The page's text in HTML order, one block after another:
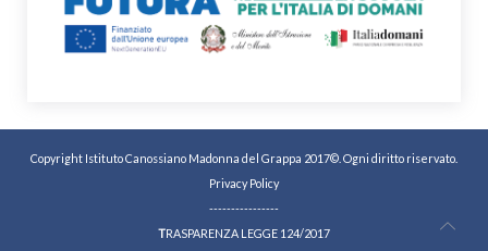
Copyright Istituto Canossiano Madonna del Grappa 2017©. Ogni diritto riservato.
Privacy Policy
----------------
TRASPARENZA LEGGE 124/2017